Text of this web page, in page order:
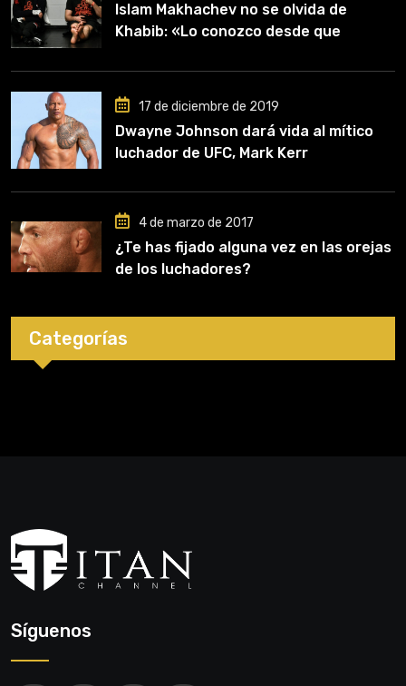
Islam Makhachev no se olvida de
Khabib: «Lo conozco desde que
clave en mi carrera»
17 de diciembre de 2019
Dwayne Johnson dará vida al mítico
luchador de UFC, Mark Kerr
4 de marzo de 2017
¿Te has fijado alguna vez en las orejas
de los luchadores?
Categorías
Síguenos